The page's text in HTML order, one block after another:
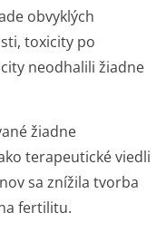
obvyklých
toxicity po
neodhalili žiadne
žiadne
terapeutické viedli
sa znížila tvorba
fertilitu.